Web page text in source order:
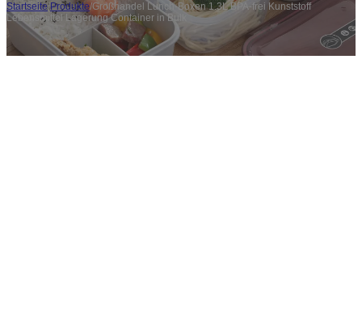
Startseite/Produkte/Großhandel Lunch-Boxen 1.3L BPA-frei Kunststoff
Lebensmittel Lagerung Container in Bulk